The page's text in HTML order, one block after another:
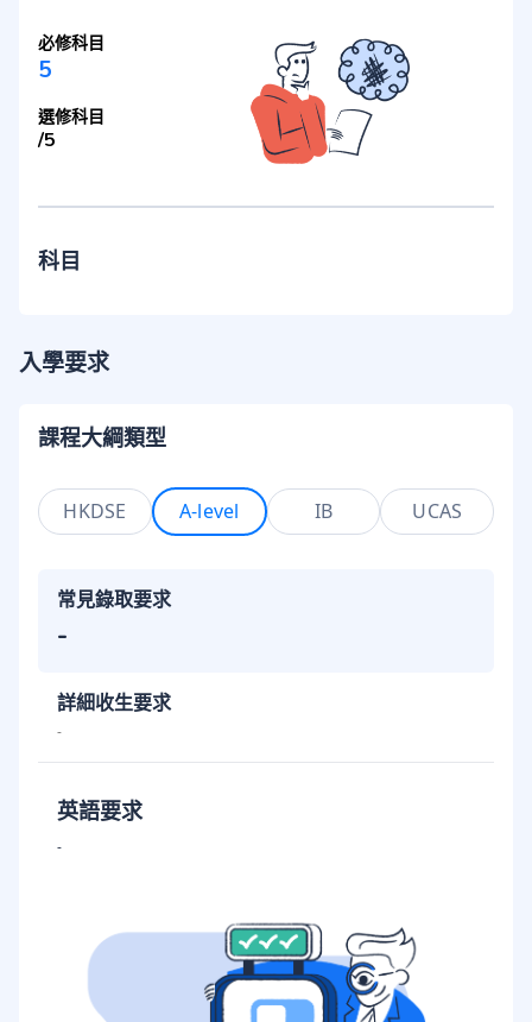
必修科目
5
選修科目
/5
科目
入學要求
課程大綱類型
HKDSE A-level IB UCAS
常見錄取要求
-
詳細收生要求
-
英語要求
-